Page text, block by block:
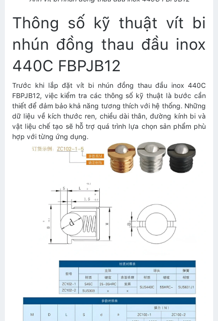
Thông số kỹ thuật vít bi
nhún đồng thau đầu inox
440C FBPJB12
Trước khi lắp đặt vít bi nhún đồng thau đầu inox 440C
FBPJB12, việc kiểm tra các thông số kỹ thuật là bước cần
thiết để đảm bảo khả năng tương thích với hệ thống. Những
dữ liệu về kích thước ren, chiều dài thân, đường kính bi và
vật liệu chế tạo sẽ hỗ trợ quá trình lựa chọn sản phẩm phù
hợp với từng ứng dụng.